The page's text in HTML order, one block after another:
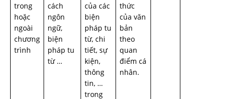
trong
hoặc
ngoài
chương
trình
cách
ngôn
ngữ,
biện
pháp tu
từ …
của các
biện
pháp tu
từ, chi
tiết, sự
kiện,
thông
tin, …
trong
thức
của văn
bản
theo
quan
điểm cá
nhân.